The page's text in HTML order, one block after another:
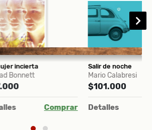
Comprar
Mario Calabresi
Detalles Comprar